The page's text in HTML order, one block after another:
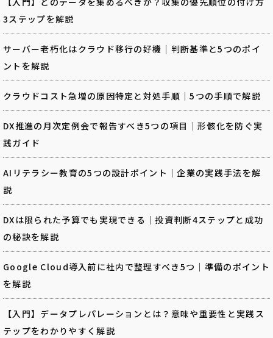
3ステップを解説
サーバー老朽化はクラウド移行の好機｜判断基準と5つのポイ
ントを解説
クラウドコスト急増の原因特定と対処手順｜5つの手順で解説
DX推進の月次定例会で報告すべき5つの項目｜形骸化を防ぐ実
践ガイド
AIリテラシー教育の5つの設計ポイント｜企業の実践手法を解
説
DXは限られた予算でも実現できる｜投資判断4ステップと成功
の秘訣を解説
Google Cloud導入前に社内で整理すべき5つ｜準備のポイント
を解説
【入門】データプレパレーションとは？意味や重要性と実践ス
テップをわかりやすく解説